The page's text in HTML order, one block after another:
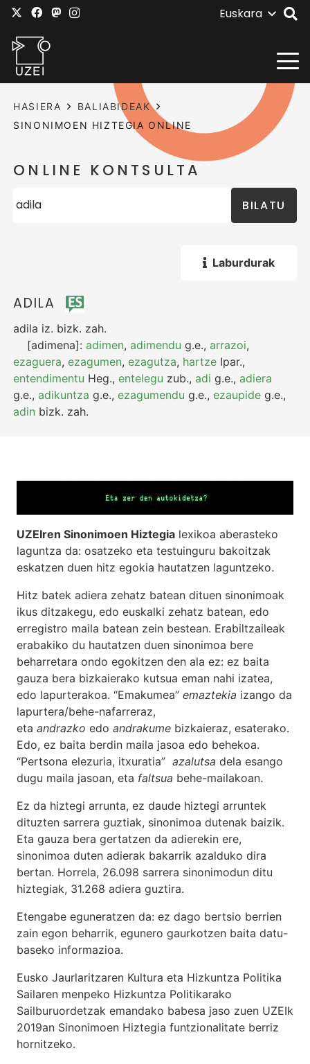
Euskara
HASIERA
BALIABIDEAK
SINONIMOEN HIZTEGIA ONLINE
ONLINE KONTSULTA
BILATU
Laburdurak
ADILA
adila iz. bizk. zah.
[adimena]:adimen,adimendu g.e.,arrazoi,
ezaguera,ezagumen,ezagutza, hartze Ipar.,
entendimentu Heg.,entelegu zub.,adi g.e.,adiera
g.e.,adikuntza g.e.,ezagumendu g.e.,ezaupide g.e.,
adin bizk. zah.
UZEIren Sinonimoen Hiztegia lexikoa aberasteko
laguntza da: osatzeko eta testuinguru bakoitzak
eskatzen duen hitz egokia hautatzen laguntzeko.
Hitz batek adiera zehatz batean dituen sinonimoak
ikus ditzakegu, edo euskalki zehatz batean, edo
erregistro maila batean zein bestean. Erabiltzaileak
erabakiko du hautatzen duen sinonimoa bere
beharretara ondo egokitzen den ala ez: ez baita
gauza bera bizkaierako kutsua eman nahi izatea,
edo lapurterakoa. “Emakumea” emaztekia izango da
lapurtera/behe-nafarreraz,
eta andrazko edo andrakume bizkaieraz, esaterako.
Edo, ez baita berdin maila jasoa edo behekoa.
“Pertsona elezuria, itxuratia” azalutsa dela esango
dugu maila jasoan, eta faltsua behe-mailakoan.
Ez da hiztegi arrunta, ez daude hiztegi arruntek
dituzten sarrera guztiak, sinonimoa dutenak baizik.
Eta gauza bera gertatzen da adierekin ere,
sinonimoa duten adierak bakarrik azalduko dira
bertan. Horrela, 26.098 sarrera sinonimodun ditu
hiztegiak, 31.268 adiera guztira.
Etengabe eguneratzen da: ez dago bertsio berrien
zain egon beharrik, egunero gaurkotzen baita datu-
baseko informazioa.
Eusko Jaurlaritzaren Kultura eta Hizkuntza Politika
Sailaren menpeko Hizkuntza Politikarako
Sailburuordetzak emandako babesa jaso zuen UZEIk
2019an Sinonimoen Hiztegia funtzionalitate berriz
hornitzeko.